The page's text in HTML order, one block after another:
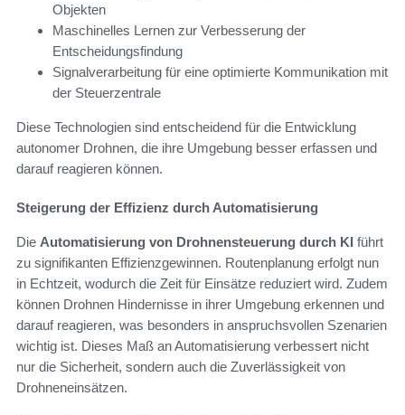
Objekten
Maschinelles Lernen zur Verbesserung der
Entscheidungsfindung
Signalverarbeitung für eine optimierte Kommunikation mit
der Steuerzentrale
Diese Technologien sind entscheidend für die Entwicklung
autonomer Drohnen, die ihre Umgebung besser erfassen und
darauf reagieren können.
Steigerung der Effizienz durch Automatisierung
Die Automatisierung von Drohnensteuerung durch KI führt
zu signifikanten Effizienzgewinnen. Routenplanung erfolgt nun
in Echtzeit, wodurch die Zeit für Einsätze reduziert wird. Zudem
können Drohnen Hindernisse in ihrer Umgebung erkennen und
darauf reagieren, was besonders in anspruchsvollen Szenarien
wichtig ist. Dieses Maß an Automatisierung verbessert nicht
nur die Sicherheit, sondern auch die Zuverlässigkeit von
Drohneneinsätzen.